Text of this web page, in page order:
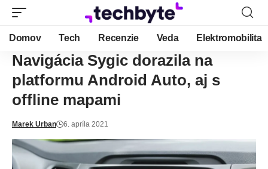
Domov Tech Recenzie Veda Elektromobilita
Navigácia Sygic dorazila na
platformu Android Auto, aj s
offline mapami
Marek Urban 6. apríla 2021